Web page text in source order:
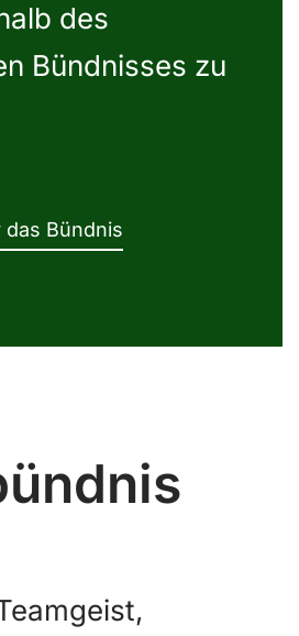
des
Bündnisses zu
Bündnis